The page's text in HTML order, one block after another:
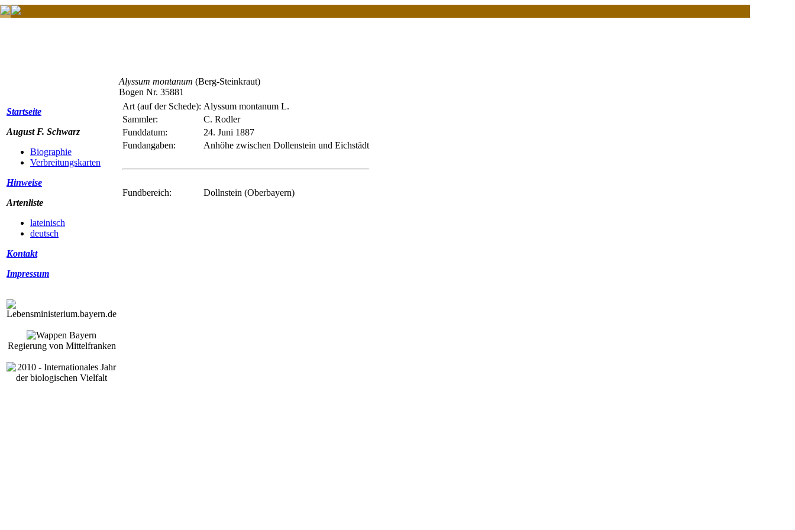
Startseite
August F. Schwarz
Biographie
Verbreitungskarten
Hinweise
Artenliste
lateinisch
deutsch
Kontakt
Impressum
Regierung von Mittelfranken
Alyssum montanum (Berg-Steinkraut)
Bogen Nr. 35881
Art (auf der Schede): Alyssum montanum L.
Sammler:
C. Rodler
Funddatum:
24. Juni 1887
Fundangaben:
Anhöhe zwischen Dollenstein und Eichstädt
Fundbereich: Dollnstein (Oberbayern)